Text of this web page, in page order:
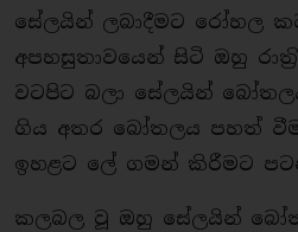
සේලයින් ලබාදීමට රෝහල
අපහසුතාවයෙන් සිටි ඔහු
වටපිට බලා සේලයින්
ගිය අතර බෝතලය පහත්
ඉහළට ලේ ගමන් කිරීමට
කලබල වූ ඔහු සේලයින්